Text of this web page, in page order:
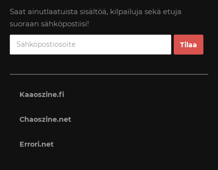
Saat ainutlaatuista sisältöä, kilpailuja sekä etuja
suoraan sähköpostiisi!
Kaaoszine.fi
Chaoszine.net
Errori.net